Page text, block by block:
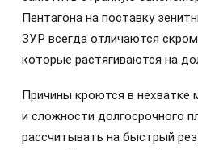
Пентагона на поставку
ЗУР всегда отличаются
которые растягиваются на
Причины кроются в нехватке
и сложности долгосрочного
рассчитывать на быстрый